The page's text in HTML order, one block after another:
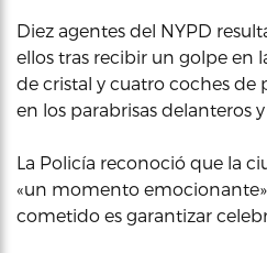
Diez agentes del NYPD
ellos tras recibir un golpe en
de cristal y cuatro coches de
en los parabrisas delanteros y
La Policía reconoció que la
«un momento
cometido es garantizar